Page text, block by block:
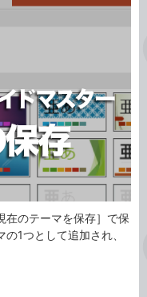
在のテーマを保存］で保
1つとして追加され、